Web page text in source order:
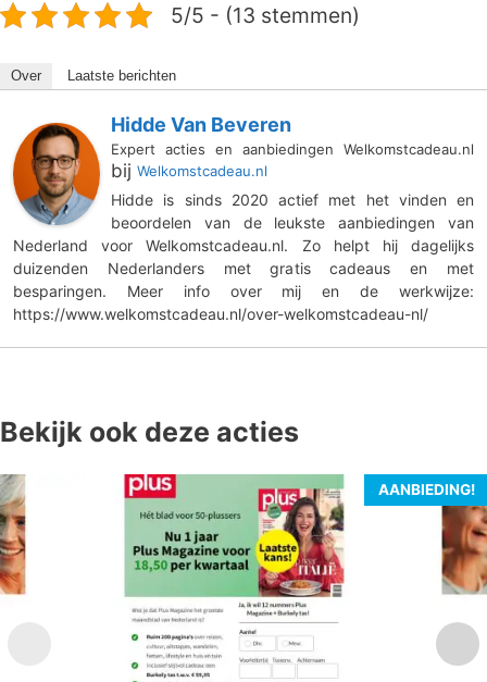
5/5 - (13 stemmen)
Over Laatste berichten
Hidde Van Beveren
Expert acties en aanbiedingen Welkomstcadeau.nl
bij Welkomstcadeau.nl
Hidde is sinds 2020 actief met het vinden en
beoordelen van de leukste aanbiedingen van
Nederland voor Welkomstcadeau.nl. Zo helpt hij dagelijks
duizenden Nederlanders met gratis cadeaus en met
besparingen. Meer info over mij en de werkwijze:
https://www.welkomstcadeau.nl/over-welkomstcadeau-nl/
Bekijk ook deze acties
AANBIEDING!